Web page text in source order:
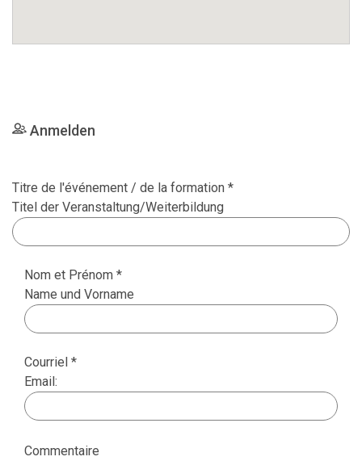
Anmelden
Titre de l'événement / de la formation *
Titel der Veranstaltung/Weiterbildung
Nom et Prénom *
Name und Vorname
Courriel *
Email:
Commentaire